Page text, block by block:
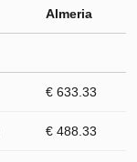
Almeria
€ 633.33
€ 488.33